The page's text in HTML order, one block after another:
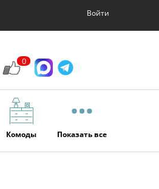
Войти
0
Комоды Показать все